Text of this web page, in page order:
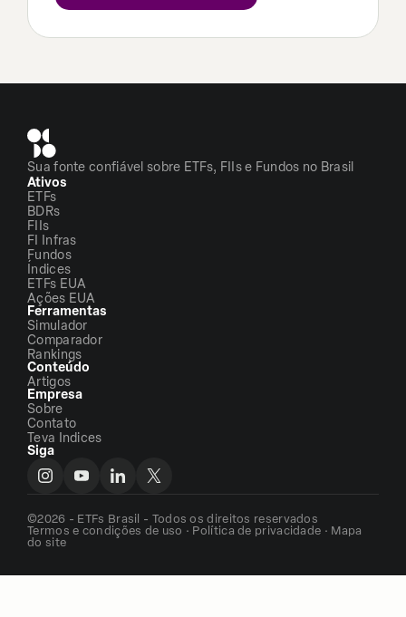
Sua fonte confiável sobre ETFs, FIIs e Fundos no Brasil
Ativos
ETFs
BDRs
FIIs
FI Infras
Fundos
Índices
ETFs EUA
Ações EUA
Ferramentas
Simulador
Comparador
Rankings
Conteúdo
Artigos
Empresa
Sobre
Contato
Teva Indices
Siga
©2026 - ETFs Brasil - Todos os direitos reservados
Termos e condições de uso · Política de privacidade · Mapa
do site